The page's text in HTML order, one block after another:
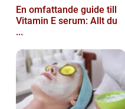
En omfattande guide till
Vitamin E serum: Allt du
...